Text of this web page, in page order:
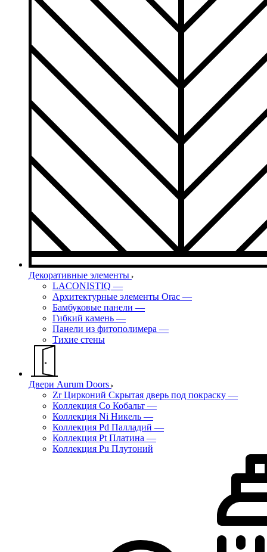
Декоративные элементы
LACONISTIQ —
Архитектурные элементы Orac —
Бамбуковые панели —
Гибкий камень —
Панели из фитополимера —
Тихие стены
Двери Aurum Doors
Zr Цирконий Скрытая дверь под покраску —
Коллекция Co Кобальт —
Коллекция Ni Никель —
Коллекция Pd Палладий —
Коллекция Pt Платина —
Коллекция Pu Плутоний